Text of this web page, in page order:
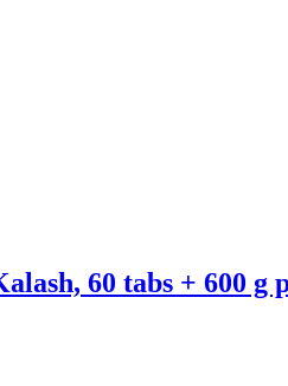
60 tabs + 600 g